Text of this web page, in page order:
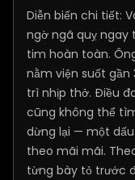
Diễn biến chi tiết:
ngờ ngã quỵ ngay
tim hoàn toàn.
nằm viện suốt
trì nhịp thở. Điều
cũng không thể
dừng lại — một
theo mãi mãi.
từng bày tỏ trước